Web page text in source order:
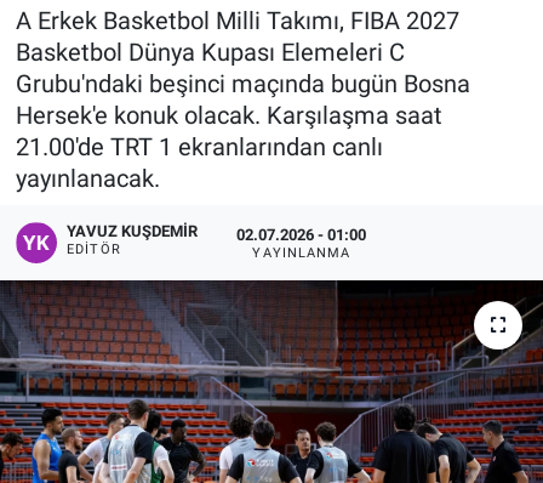
A Erkek Basketbol Milli Takımı, FIBA 2027
Basketbol Dünya Kupası Elemeleri C
Grubu'ndaki beşinci maçında bugün Bosna
Hersek'e konuk olacak. Karşılaşma saat
21.00'de TRT 1 ekranlarından canlı
yayınlanacak.
YAVUZ KUŞDEMIR
EDITÖR
02.07.2026 - 01:00
YAYINLANMA
Resmi İlanlar
Sağlık
Son Dakika
Spor
Uşak Haberleri